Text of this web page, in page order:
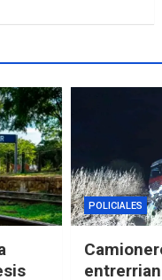
POLICIALES